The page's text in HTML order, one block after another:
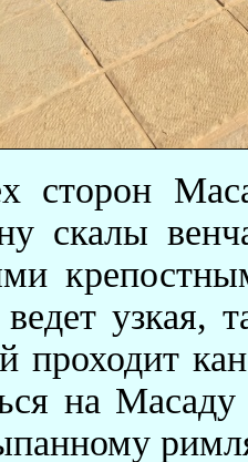
сторон
скалы
ведет узкая,
проходит
на